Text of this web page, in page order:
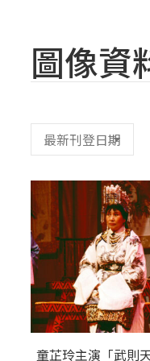
圖像資
童芷玲主演「武則